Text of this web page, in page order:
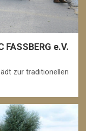
FASSBERG e.V.
zur traditionellen